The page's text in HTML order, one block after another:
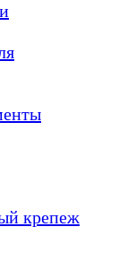
крепеж